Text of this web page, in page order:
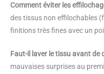
Comment éviter les
des tissus non effilochables
finitions très fines avec un
Faut-il laver le tissu avant de
mauvaises surprises au